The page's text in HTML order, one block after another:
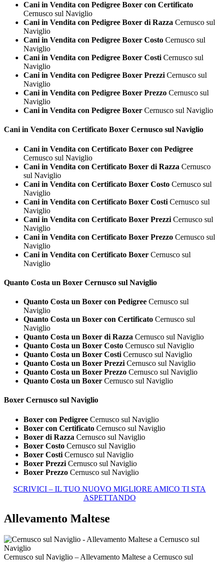
Cani in Vendita con Pedigree Boxer con Certificato
Cernusco sul Naviglio
Cani in Vendita con Pedigree Boxer di Razza Cernusco sul
Naviglio
Cani in Vendita con Pedigree Boxer Costo Cernusco sul
Naviglio
Cani in Vendita con Pedigree Boxer Costi Cernusco sul
Naviglio
Cani in Vendita con Pedigree Boxer Prezzi Cernusco sul
Naviglio
Cani in Vendita con Pedigree Boxer Prezzo Cernusco sul
Naviglio
Cani in Vendita con Pedigree Boxer Cernusco sul Naviglio
Cani in Vendita con Certificato Boxer Cernusco sul Naviglio
Cani in Vendita con Certificato Boxer con Pedigree
Cernusco sul Naviglio
Cani in Vendita con Certificato Boxer di Razza Cernusco
sul Naviglio
Cani in Vendita con Certificato Boxer Costo Cernusco sul
Naviglio
Cani in Vendita con Certificato Boxer Costi Cernusco sul
Naviglio
Cani in Vendita con Certificato Boxer Prezzi Cernusco sul
Naviglio
Cani in Vendita con Certificato Boxer Prezzo Cernusco sul
Naviglio
Cani in Vendita con Certificato Boxer Cernusco sul
Naviglio
Quanto Costa un Boxer Cernusco sul Naviglio
Quanto Costa un Boxer con Pedigree Cernusco sul
Naviglio
Quanto Costa un Boxer con Certificato Cernusco sul
Naviglio
Quanto Costa un Boxer di Razza Cernusco sul Naviglio
Quanto Costa un Boxer Costo Cernusco sul Naviglio
Quanto Costa un Boxer Costi Cernusco sul Naviglio
Quanto Costa un Boxer Prezzi Cernusco sul Naviglio
Quanto Costa un Boxer Prezzo Cernusco sul Naviglio
Quanto Costa un Boxer Cernusco sul Naviglio
Boxer Cernusco sul Naviglio
Boxer con Pedigree Cernusco sul Naviglio
Boxer con Certificato Cernusco sul Naviglio
Boxer di Razza Cernusco sul Naviglio
Boxer Costo Cernusco sul Naviglio
Boxer Costi Cernusco sul Naviglio
Boxer Prezzi Cernusco sul Naviglio
Boxer Prezzo Cernusco sul Naviglio
SCRIVICI – IL TUO NUOVO MIGLIORE AMICO TI STA
ASPETTANDO
Allevamento Maltese
Cernusco sul Naviglio – Allevamento Maltese a Cernusco sul